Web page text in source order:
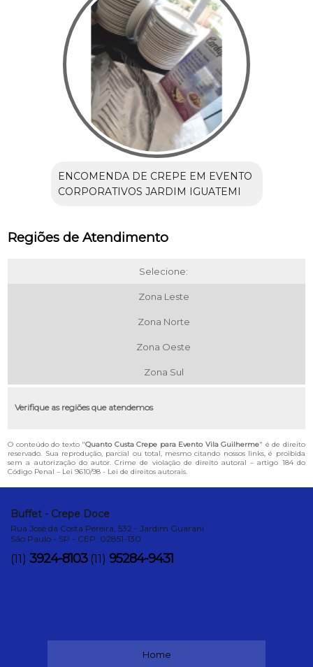
ENCOMENDA DE CREPE EM EVENTO
CORPORATIVOS JARDIM IGUATEMI
Regiões de Atendimento
Selecione:
Zona Leste
Zona Norte
Zona Oeste
Zona Sul
Verifique as regiões que atendemos
O conteúdo do texto "Quanto Custa Crepe para Evento Vila Guilherme" é de direito
reservado. Sua reprodução, parcial ou total, mesmo citando nossos links, é proibida
sem a autorização do autor. Crime de violação de direito autoral – artigo 184 do
Código Penal – Lei 9610/98 - Lei de direitos autorais.
Buffet - Crepe Doce
Rua José da Costa Pereira, 532 - Jardim Guarani
São Paulo - SP - CEP: 02851-130
(11) 3924-8103 (11) 95284-9431
Home